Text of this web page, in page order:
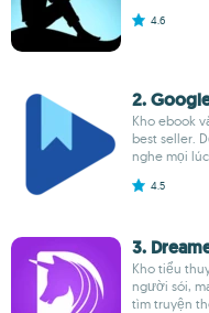
4.6
2.
Kho ebook
best seller.
nghe mọi
4.5
3.
Kho tiểu
người sói,
tìm truyện